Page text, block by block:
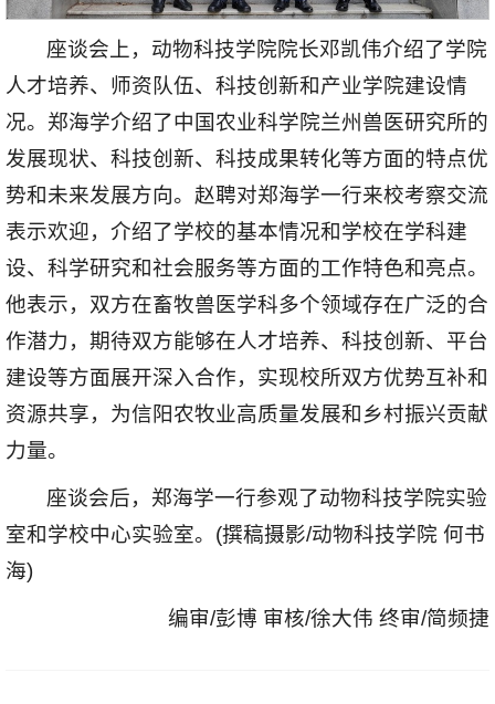
座谈会上，动物科技学院院长邓凯伟介绍了学院
人才培养、师资队伍、科技创新和产业学院建设情
况。郑海学介绍了中国农业科学院兰州兽医研究所的
发展现状、科技创新、科技成果转化等方面的特点优
势和未来发展方向。赵聘对郑海学一行来校考察交流
表示欢迎，介绍了学校的基本情况和学校在学科建
设、科学研究和社会服务等方面的工作特色和亮点。
他表示，双方在畜牧兽医学科多个领域存在广泛的合
作潜力，期待双方能够在人才培养、科技创新、平台
建设等方面展开深入合作，实现校所双方优势互补和
资源共享， 为信阳农牧业高质量发展和乡村振兴贡献
力量。
座谈会后，郑海学一行参观了动物科技学院实验
室和学校中心实验室。(撰稿摄影/动物科技学院 何书
海)
编审/彭博 审核/徐大伟 终审/简频捷